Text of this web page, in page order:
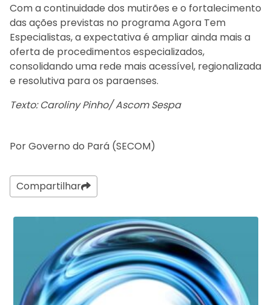
Com a continuidade dos mutirões e o fortalecimento
das ações previstas no programa Agora Tem
Especialistas, a expectativa é ampliar ainda mais a
oferta de procedimentos especializados,
consolidando uma rede mais acessível, regionalizada
e resolutiva para os paraenses.
Texto: Caroliny Pinho/ Ascom Sespa
Por Governo do Pará (SECOM)
Compartilhar